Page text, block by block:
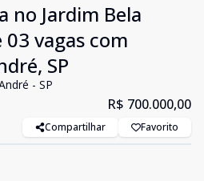
no Jardim Bela
vagas com
SP
- SP
R$ 700.000,00
Compartilhar Favorito